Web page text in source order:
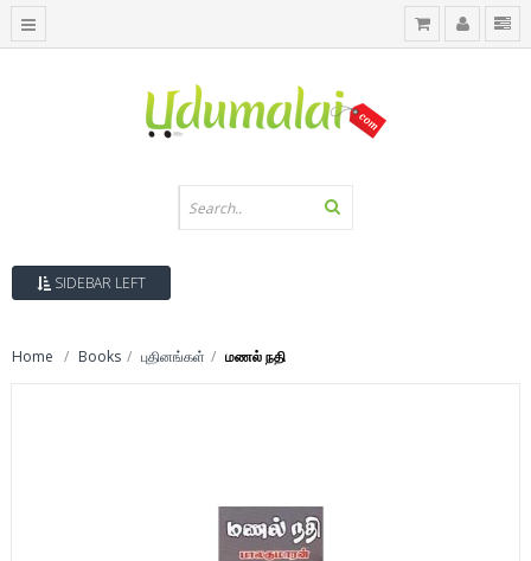
SIDEBAR LEFT
Home Books புதினங்கள் மணல் நதி